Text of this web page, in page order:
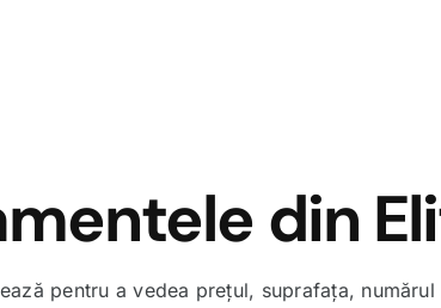
din
pentru a vedea prețul, suprafața,